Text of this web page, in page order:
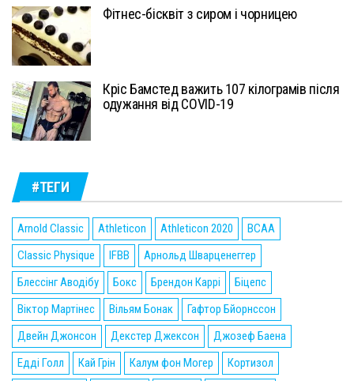
Фітнес-бісквіт з сиром і чорницею
Кріс Бамстед важить 107 кілограмів після
одужання від COVID-19
#ТЕГИ
Arnold Classic Athleticon Athleticon 2020
BCAA
Classic Physique
IFBB
Арнольд Шварценеггер
Блессінг Аводібу
Бокс Брендон Каррі
Біцепс
Віктор Мартінес
Вільям Бонак
Гафтор Бйорнссон
Двейн Джонсон
Декстер Джексон
Джозеф Баена
Едді Голл
Кай Грін Калум фон Могер
Кортизол